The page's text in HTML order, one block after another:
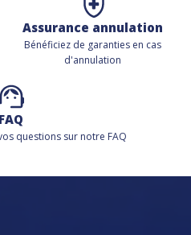
Assurance annulation
Bénéficiez de garanties en cas
d'annulation
FAQ
questions sur notre FAQ